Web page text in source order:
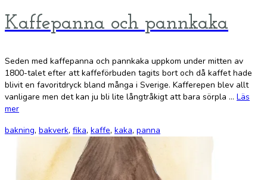
Kaffepanna och pannkaka
Seden med kaffepanna och pannkaka uppkom under mitten av
1800-talet efter att kaffeförbuden tagits bort och då kaffet hade
blivit en favoritdryck bland många i Sverige. Kafferepen blev allt
vanligare men det kan ju bli lite långtråkigt att bara sörpla … Läs
mer
bakning, bakverk, fika, kaffe, kaka, panna